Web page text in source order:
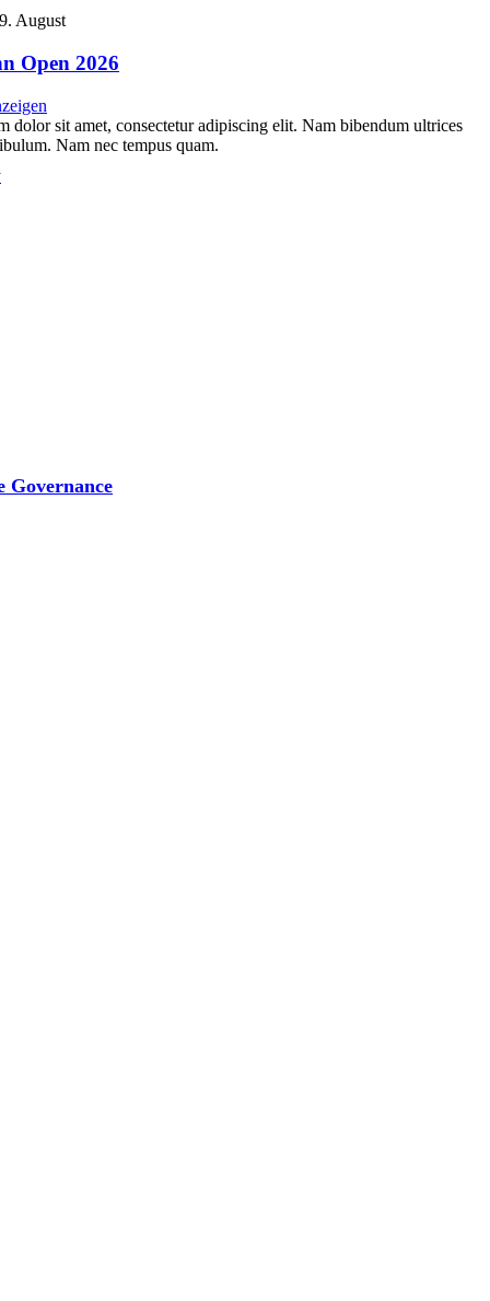
9. August
Open 2026
dolor sit amet, consectetur adipiscing elit. Nam bibendum ultrices
Nam nec tempus quam.
Governance